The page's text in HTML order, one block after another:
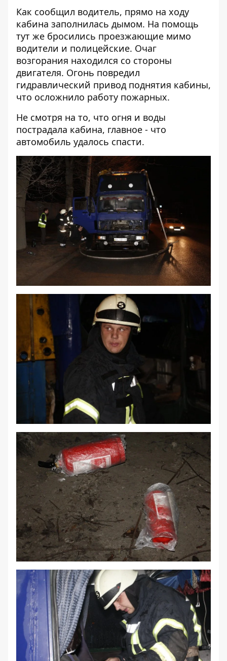
Как сообщил водитель, прямо на ходу
кабина заполнилась дымом. На помощь
тут же бросились проезжающие мимо
водители и полицейские. Очаг
возгорания находился со стороны
двигателя. Огонь повредил
гидравлический привод поднятия кабины,
что осложнило работу пожарных.
Не смотря на то, что огня и воды
пострадала кабина, главное - что
автомобиль удалось спасти.